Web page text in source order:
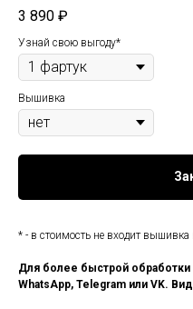
3 890 ₽
Узнай свою выгоду*
Вышивка
* - в стоимость не входит вышивка
Для более быстрой обработки
WhatsApp, Telegram или VK.